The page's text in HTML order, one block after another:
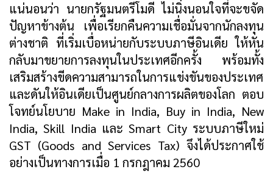
แน่นอนว่า นายกรัฐมนตรีโมดี ไม่นิ่งนอนใจที่จะขจัด
ปัญหาข้างต้น เพื่อเรียกคืนความเชื่อมั่นจากนักลงทุน
ต่างชาติ ที่เริ่มเบื่อหน่ายกับระบบภาษีอินเดีย ให้หัน
กลับมาขยายการลงทุนในประเทศอีกครั้ง พร้อมทั้ง
เสริมสร้างขีดความสามารถในการแข่งขันของประเทศ
และดันให้อินเดียเป็นศูนย์กลางการผลิตของโลก ตอบ
โจทย์นโยบาย Make in India, Buy in India, New
India, Skill India และ Smart City ระบบภาษีใหม่
GST (Goods and Services Tax) จึงได้ประกาศใช้
อย่างเป็นทางการเมื่อ 1 กรกฎาคม 2560